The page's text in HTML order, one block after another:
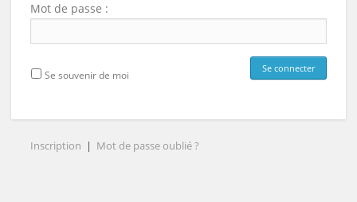
Mot de passe :
Se souvenir de moi
Inscription | Mot de passe oublié ?